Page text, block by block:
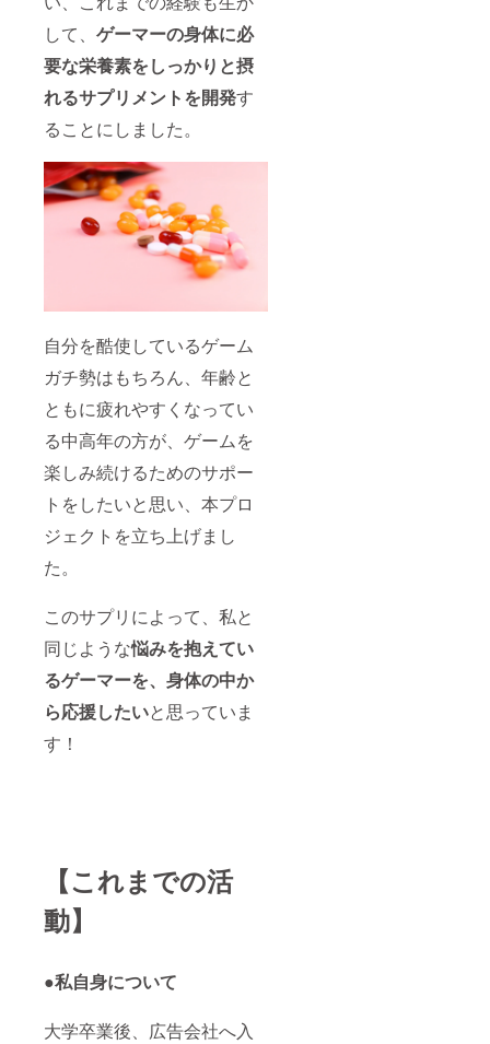
して、 ゲーマーの身体に必
要な栄養素をしっかりと摂
れるサプリメントを開発す
ることにしました。
自分を酷使しているゲーム
ガチ勢はもちろん、年齢と
ともに疲れやすくなってい
る中高年の方が、ゲームを
楽しみ続けるためのサポー
トをしたいと思い、本プロ
ジェクトを立ち上げまし
た。
このサプリによって、私と
同じような悩みを抱えてい
るゲーマーを、身体の中か
ら応援したいと思っていま
す！
【これまでの活
動】
●私自身について
大学卒業後、広告会社へ入